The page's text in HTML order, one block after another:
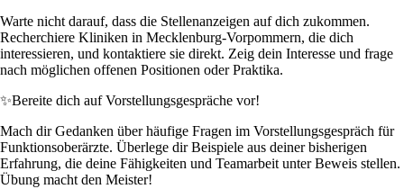
Warte nicht darauf, dass die Stellenanzeigen auf dich zukommen.
Recherchiere Kliniken in Mecklenburg-Vorpommern, die dich
interessieren, und kontaktiere sie direkt. Zeig dein Interesse und frage
nach möglichen offenen Positionen oder Praktika.
✨Bereite dich auf Vorstellungsgespräche vor!
Mach dir Gedanken über häufige Fragen im Vorstellungsgespräch für
Funktionsoberärzte. Überlege dir Beispiele aus deiner bisherigen
Erfahrung, die deine Fähigkeiten und Teamarbeit unter Beweis stellen.
Übung macht den Meister!